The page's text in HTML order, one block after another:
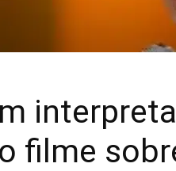
filme